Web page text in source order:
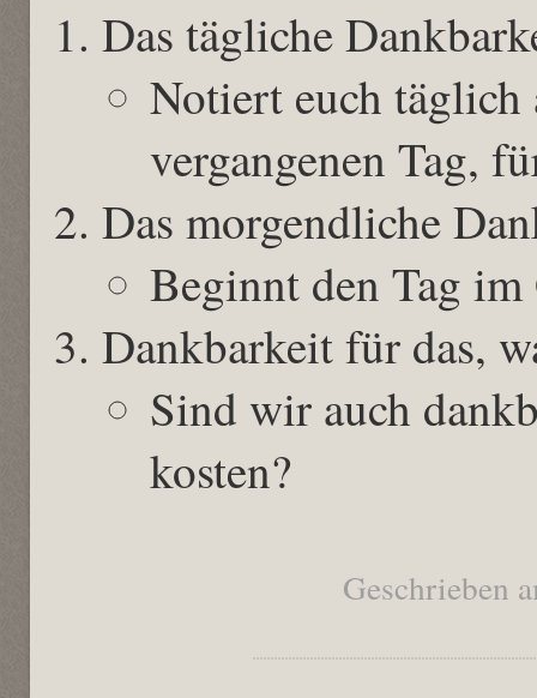
Das tägliche
Notiert euch täglich
vergangenen Tag,
Das morgendliche
Beginnt den Tag
Dankbarkeit für das,
Sind wir auch
kosten?
Geschrieben